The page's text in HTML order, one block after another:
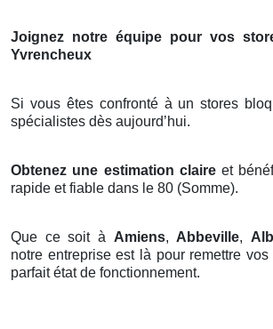
Joignez notre équipe pour vos
Yvrencheux
Si vous êtes confronté à un stores
spécialistes dès aujourd’hui.
Obtenez une estimation claireet
rapide et fiable dans le 80 (Somme).
Que ce soit à Amiens, Abbeville,
notre entreprise est là pour remettre
parfait état de fonctionnement.